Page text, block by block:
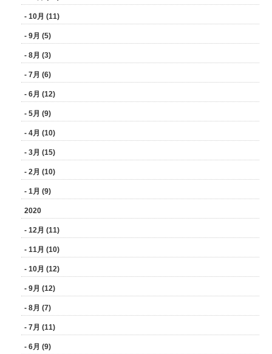
- 10月 (11)
- 9月 (5)
- 8月 (3)
- 7月 (6)
- 6月 (12)
- 5月 (9)
- 4月 (10)
- 3月 (15)
- 2月 (10)
- 1月 (9)
2020
- 12月 (11)
- 11月 (10)
- 10月 (12)
- 9月 (12)
- 8月 (7)
- 7月 (11)
- 6月 (9)